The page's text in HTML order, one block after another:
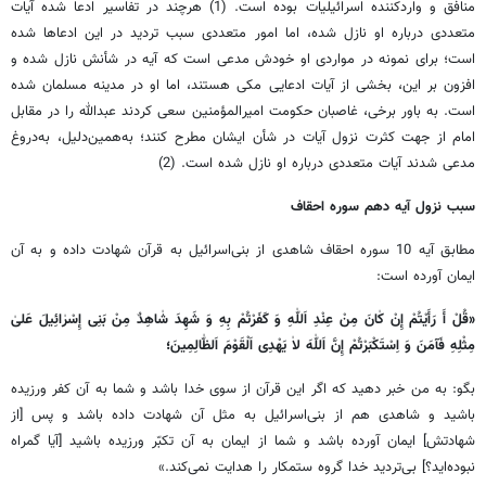
منافق و واردکننده اسرائیلیات بوده است. (1) هرچند در تفاسیر ادعا شده آیات
متعددی درباره او نازل شده، اما امور متعددی سبب تردید در این ادعاها شده
است؛ برای نمونه در مواردی او خودش مدعی است که آیه در شأنش نازل شده و
افزون بر این، بخشی از آیات ادعایی مکی هستند، اما او در مدینه مسلمان شده
است. به باور برخی، غاصبان حکومت امیرالمؤمنین سعی کردند عبدالله را در مقابل
امام از جهت کثرت نزول آیات در شأن ایشان مطرح کنند؛ به‌همین‌دلیل، به‌دروغ
مدعی شدند آیات متعددی درباره او نازل شده است. (2)
سبب نزول آیه دهم سوره احقاف
مطابق آیه 10 سوره احقاف شاهدی از بنی‌اسرائیل به قرآن شهادت داده و به آن
ایمان آورده است:
«قُلْ أَ رَأَیْتُمْ إِنْ کٰانَ مِنْ عِنْدِ اَللّٰهِ وَ کَفَرْتُمْ بِهِ وَ شَهِدَ شٰاهِدٌ مِنْ بَنِی إِسْرٰائِیلَ عَلیٰ
مِثْلِهِ فَآمَنَ وَ اِسْتَکْبَرْتُمْ إِنَّ اَللّٰهَ لاٰ یَهْدِی اَلْقَوْمَ اَلظّٰالِمِینَ؛
بگو: به من خبر دهید که اگر این قرآن از سوی خدا باشد و شما به آن کفر ورزیده
باشید و شاهدی هم از بنی‌اسرائیل به مثل آن شهادت داده باشد و پس [از
شهادتش] ایمان آورده باشد و شما از ایمان به آن تکبّر ورزیده باشید [آیا گمراه
نبوده‌اید؟] بی‌تردید خدا گروه ستمکار را هدایت نمی‌کند.»